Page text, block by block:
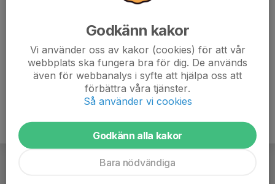
Godkänn kakor
Vi använder oss av kakor (cookies) för att vår
webbplats ska fungera bra för dig. De används
även för webbanalys i syfte att hjälpa oss att
förbättra våra tjänster.
Så använder vi cookies
Godkänn alla kakor
Bara nödvändiga